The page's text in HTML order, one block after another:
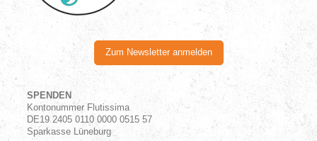
Zum Newsletter anmelden
SPENDEN
Kontonummer Flutissima
DE19 2405 0110 0000 0515 57
Sparkasse Lüneburg